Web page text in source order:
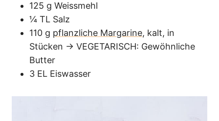
125 g Weissmehl
¼ TL Salz
110 g pflanzliche Margarine, kalt, in
Stücken → VEGETARISCH: Gewöhnliche
Butter
3 EL Eiswasser